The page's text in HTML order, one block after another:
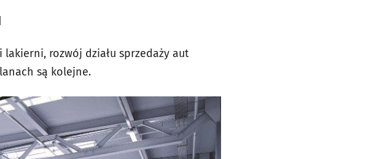
rozwój działu sprzedaży aut
są kolejne.